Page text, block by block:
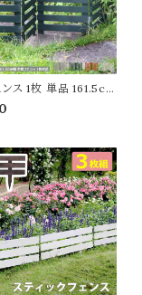
ンス 1枚 単品 161.5cm
フェンス ホワイト グ
ブラウン ダークグリー
61cm おすすめ おし
モダン 天然木 庭のフ
界線 玄関 花壇 庭 ガ
駐車場